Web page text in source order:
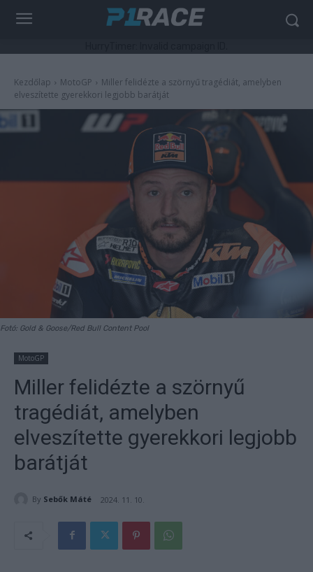
Kezdőlap MotoGP
Miller felidézte a szörnyű tragédiát, amelyben
elveszítette gyerekkori legjobb barátját
Fotó: Gold & Goose/Red Bull Content Pool
MotoGP
Miller felidézte a szörnyű
tragédiát, amelyben
elveszítette gyerekkori legjobb
barátját
By Sebők Máté 2024. 11. 10.